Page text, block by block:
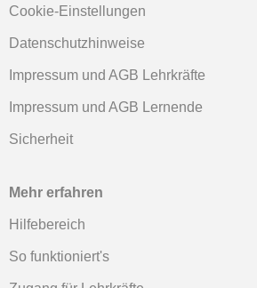
Cookie-Einstellungen
Datenschutzhinweise
Impressum und AGB Lehrkräfte
Impressum und AGB Lernende
Sicherheit
Mehr erfahren
Hilfebereich
So funktioniert's